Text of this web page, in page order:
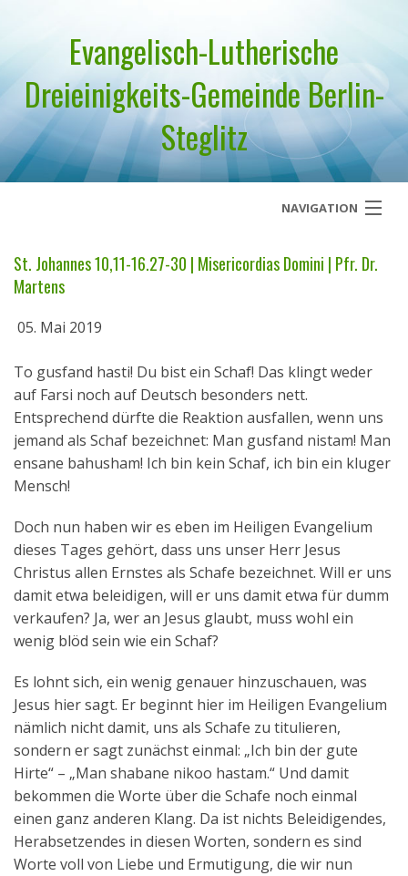
Evangelisch-Lutherische
Dreieinigkeits-Gemeinde Berlin-
Steglitz
NAVIGATION
Über uns
Geistliches Wort
Termine
Aktuelles
Kontakt
St. Johannes 10,11-16.27-30 | Misericordias Domini | Pfr. Dr.
Martens
05. Mai 2019
To gusfand hasti! Du bist ein Schaf! Das klingt weder
auf Farsi noch auf Deutsch besonders nett.
Entsprechend dürfte die Reaktion ausfallen, wenn uns
jemand als Schaf bezeichnet: Man gusfand nistam! Man
ensane bahusham! Ich bin kein Schaf, ich bin ein kluger
Mensch!
Doch nun haben wir es eben im Heiligen Evangelium
dieses Tages gehört, dass uns unser Herr Jesus
Christus allen Ernstes als Schafe bezeichnet. Will er uns
damit etwa beleidigen, will er uns damit etwa für dumm
verkaufen? Ja, wer an Jesus glaubt, muss wohl ein
wenig blöd sein wie ein Schaf?
Es lohnt sich, ein wenig genauer hinzuschauen, was
Jesus hier sagt. Er beginnt hier im Heiligen Evangelium
nämlich nicht damit, uns als Schafe zu titulieren,
sondern er sagt zunächst einmal: „Ich bin der gute
Hirte“ – „Man shabane nikoo hastam.“ Und damit
bekommen die Worte über die Schafe noch einmal
einen ganz anderen Klang. Da ist nichts Beleidigendes,
Herabsetzendes in diesen Worten, sondern es sind
Worte voll von Liebe und Ermutigung, die wir nun